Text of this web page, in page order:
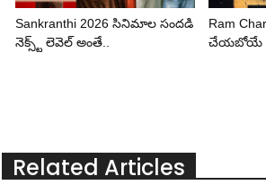
Sankranthi 2026 సినిమాల సందడి
నెక్స్ట్ లెవెల్ అంతే..
Ram
చేయబోయే
Related Articles